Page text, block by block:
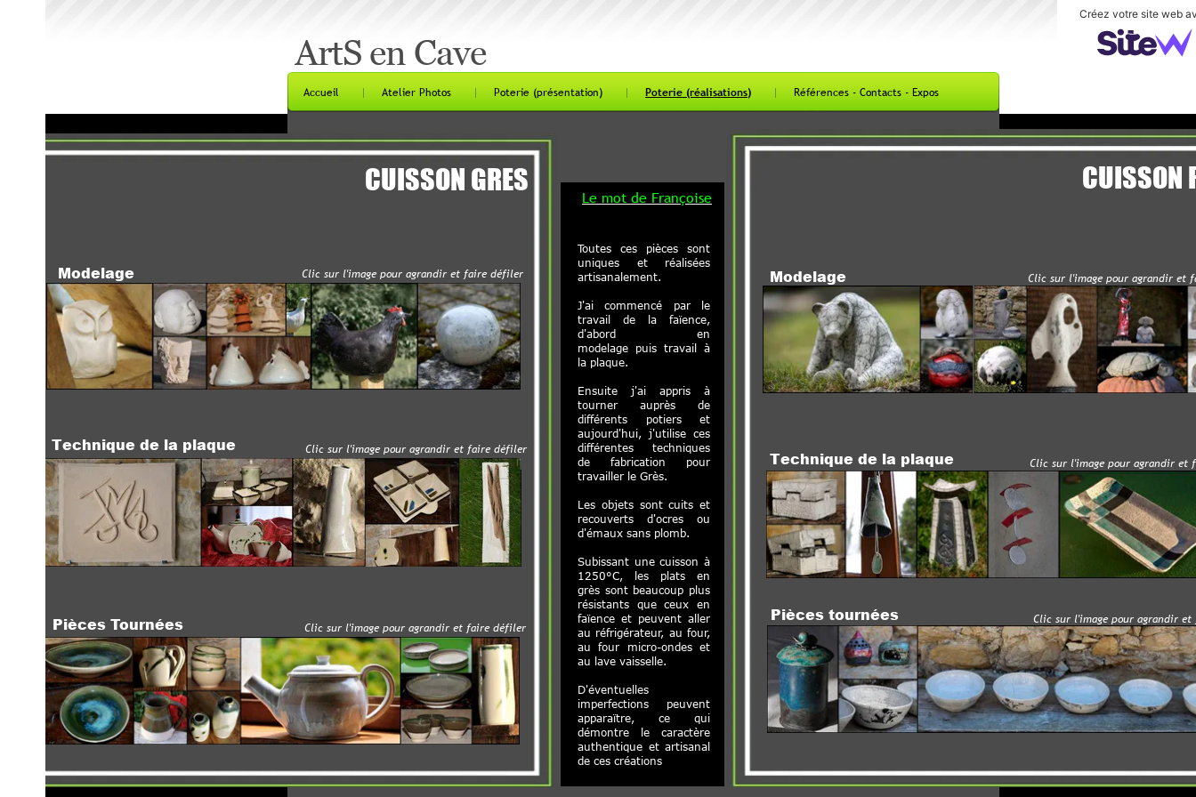
Créez votre site web avec
ArtS en Cave
Accueil Atelier Photos Poterie (présentation) Poterie (réalisations) Références - Contacts - Expos
CUISSON
CUISSON GRES
Le mot de Françoise
Toutes ces pièces sont
uniques et réalisées
artisanalement.
J'ai commencé par le
travail de la faïence,
d'abord en
modelage puis travail à
la plaque.
Ensuite j'ai appris à
tourner auprès de
différents potiers et
ujourd'hui, j'utilise ces
différentes techniques
de fabrication pour
travailler le Grès.
Les objets sont cuits et
recouverts d'ocres ou
d'émaux sans plomb.
Subissant une cuisson à
1250°C, les plats en
grès sont beaucoup plus
résistants que ceux en
faïence et peuvent aller
au réfrigérateur, au four,
au four micro-ondes et
au lave vaisselle.
D'éventuelles
imperfections peuvent
apparaïtre, ce qui
démontre le caractère
authentique et artisanal
de ces créations
Modelage sur l'image pour agrandir et faire défiler Modelage sur l'image pour agrandir et faire
Technique de la plaque sur l'image pour agrandir et faire défiler Technique de la plaque sur l'image pour agrandir et faire
Pièces tournées sur l'image pour agrandir et faire
Pièces Tournées sur l'image pour agrandir et faire défiler